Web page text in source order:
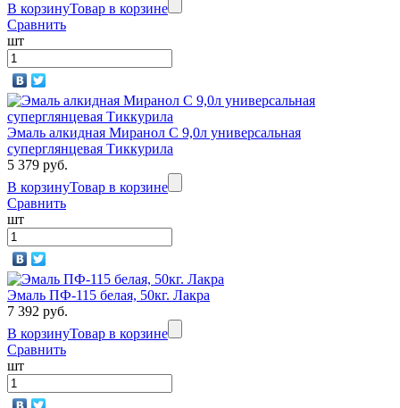
В корзинуТовар в корзине
Сравнить
шт
Эмаль алкидная Миранол С 9,0л универсальная
суперглянцевая Тиккурила
5 379 руб.
В корзинуТовар в корзине
Сравнить
шт
Эмаль ПФ-115 белая, 50кг. Лакра
7 392 руб.
В корзинуТовар в корзине
Сравнить
шт